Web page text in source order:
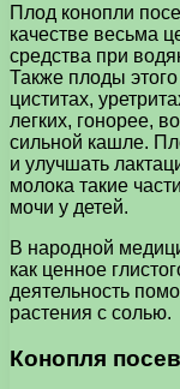
Плод конопли
качестве весьма
средства при
Также плоды
циститах,
легких, гонорее,
сильной кашле.
и улучшать
молока такие
мочи у детей.
В народной
как ценное
деятельность
растения с солью.
Конопля